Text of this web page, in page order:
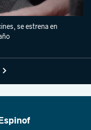
se estrena en